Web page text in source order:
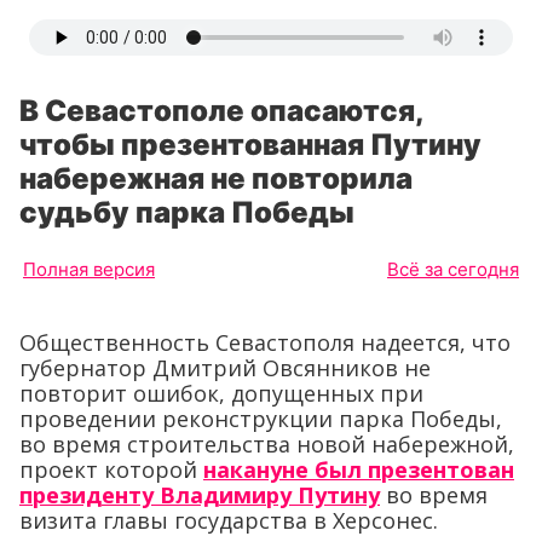
В Севастополе опасаются,
чтобы презентованная Путину
набережная не повторила
судьбу парка Победы
Полная версия Всё за сегодня
Общественность Севастополя надеется, что
губернатор Дмитрий Овсянников не
повторит ошибок, допущенных при
проведении реконструкции парка Победы,
во время строительства новой набережной,
проект которой накануне был презентован
президенту Владимиру Путинуво время
визита главы государства в Херсонес.